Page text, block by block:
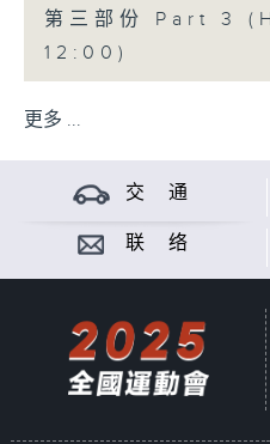
第三部份 Part 3
12:00)
更多 ...
交 通
联 络